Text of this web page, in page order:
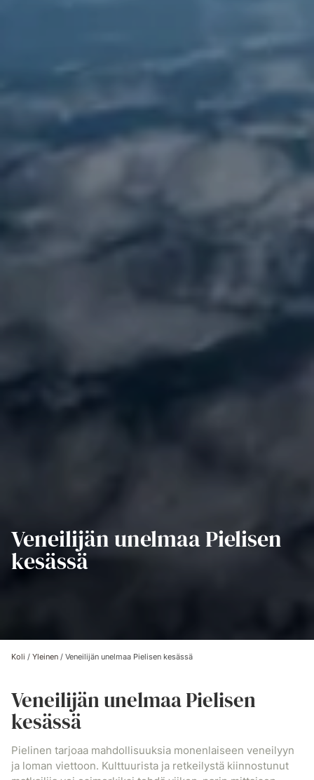
Veneilijän unelmaa Pielisen
kesässä
Koli / Yleinen / Veneilijän unelmaa Pielisen kesässä
Veneilijän unelmaa Pielisen
kesässä
Pielinen tarjoaa mahdollisuuksia monenlaiseen veneilyyn
ja loman viettoon. Kulttuurista ja retkeilystä kiinnostunut